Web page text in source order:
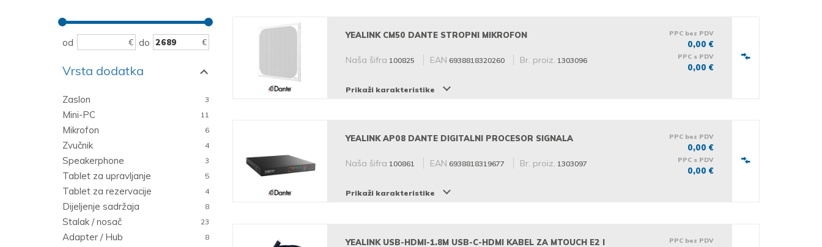
od do
Vrsta dodatka
Zaslon 3
Mini-PC 11
Mikrofon 6
Zvučnik 4
Speakerphone 3
Tablet za upravljanje 5
Tablet za rezervacije 4
Dijeljenje sadržaja 8
Stalak / nosač 23
Adapter / Hub 8
YEALINK CM50 DANTE STROPNI MIKROFON
Naša šifra 100825 EAN 6938818320260 Br. proiz. 1303096
Prikaži karakteristike
PPC bez PDV
0,00 €
PPC s PDV
0,00 €
YEALINK AP08 DANTE DIGITALNI PROCESOR SIGNALA
Naša šifra 100861 EAN 6938818319677 Br. proiz. 1303097
Prikaži karakteristike
PPC bez PDV
0,00 €
PPC s PDV
0,00 €
YEALINK USB-HDMI-1.8M USB-C-HDMI KABEL ZA MTOUCH E2 I
PPC bez PDV